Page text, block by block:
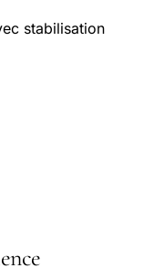
stabilisation